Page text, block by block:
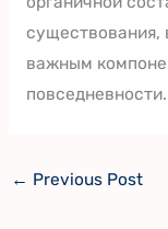
важным
повседневности.
← Previous Post